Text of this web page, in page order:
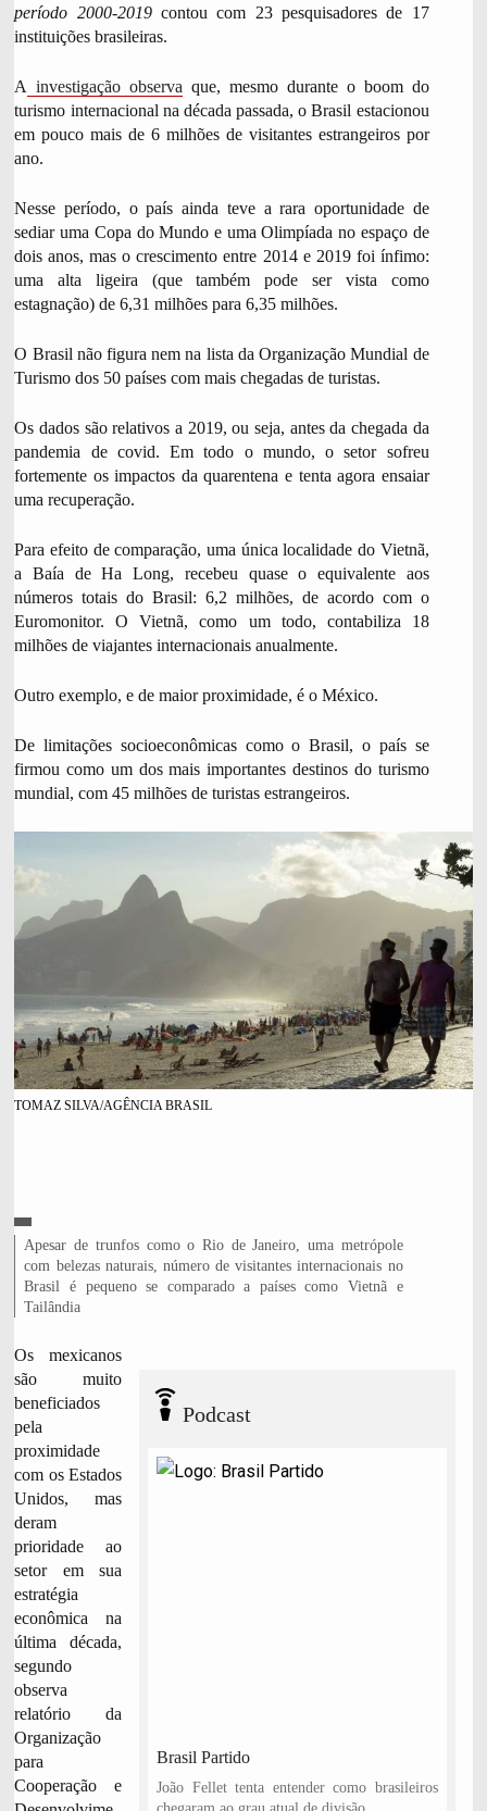
período 2000-2019contou com 23 pesquisadores de 17
instituições brasileiras.
A investigação observa que, mesmo durante o boom do
turismo internacional na década passada, o Brasil estacionou
em pouco mais de 6 milhões de visitantes estrangeiros por
ano.
Nesse período, o país ainda teve a rara oportunidade de
sediar uma Copa do Mundo e uma Olimpíada no espaço de
dois anos, mas o crescimento entre 2014 e 2019 foi ínfimo:
uma alta ligeira (que também pode ser vista como
estagnação) de 6,31 milhões para 6,35 milhões.
O Brasil não figura nem na lista da Organização Mundial de
Turismo dos 50 países com mais chegadas de turistas.
Os dados são relativos a 2019, ou seja, antes da chegada da
pandemia de covid. Em todo o mundo, o setor sofreu
fortemente os impactos da quarentena e tenta agora ensaiar
uma recuperação.
Para efeito de comparação, uma única localidade do Vietnã,
a Baía de Ha Long, recebeu quase o equivalente aos
números totais do Brasil: 6,2 milhões, de acordo com o
Euromonitor. O Vietnã, como um todo, contabiliza 18
milhões de viajantes internacionais anualmente.
Outro exemplo, e de maior proximidade, é o México.
De limitações socioeconômicas como o Brasil, o país se
firmou como um dos mais importantes destinos do turismo
mundial, com 45 milhões de turistas estrangeiros.
C
R
É
D
I
,
TOMAZ SILVA/AGÊNCIA BRASIL
L
e
g
e
d
a
d
a
f
o
t
o
Apesar de trunfos como o Rio de Janeiro, uma metrópole
com belezas naturais, número de visitantes internacionais no
Brasil é pequeno se comparado a países como Vietnã e
Tailândia
P
u
P
o
Podcast
Brasil Partido
João Fellet tenta entender como brasileiros
Os mexicanos
são muito
beneficiados
pela
proximidade
com os Estados
Unidos, mas
deram
prioridade ao
setor em sua
estratégia
econômica na
última década,
segundo
observa
relatório da
Organização
para
Cooperação e